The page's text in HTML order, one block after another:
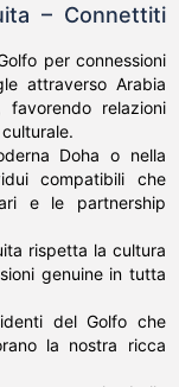
– Connettiti
per connessioni
attraverso Arabia
favorendo relazioni
Doha o nella
compatibili che
e le partnership
rispetta la cultura
genuine in tutta
del Golfo che
la nostra ricca